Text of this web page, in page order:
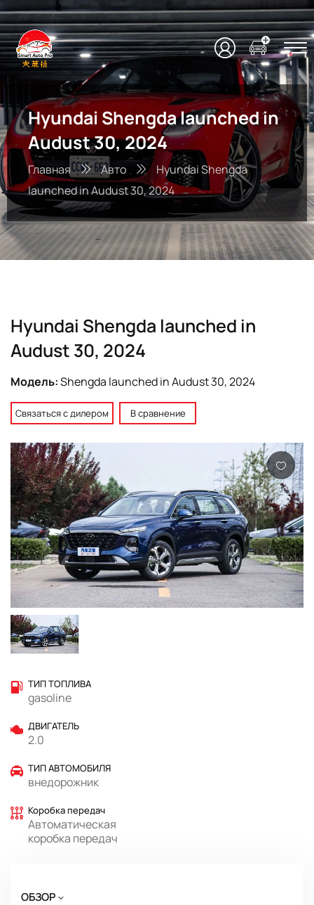
Hyundai Shengda launched in
Audust 30, 2024
Главная Авто
Hyundai Shengda
launched in Audust 30, 2024
Hyundai Shengda launched in
Audust 30, 2024
Модель:Shengda launched in Audust 30, 2024
Связаться с дилером В сравнение
ТИП ТОПЛИВА
gasoline
ДВИГАТЕЛЬ
2.0
ТИП АВТОМОБИЛЯ
внедорожник
Коробка передач
Автоматическая
коробка передач
ОБЗОР